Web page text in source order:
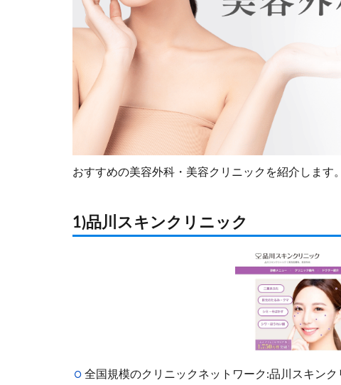
おすすめの美容外科・美容クリニックを紹介します。
1)品川スキンクリニック
全国規模のクリニックネットワーク:品川スキン